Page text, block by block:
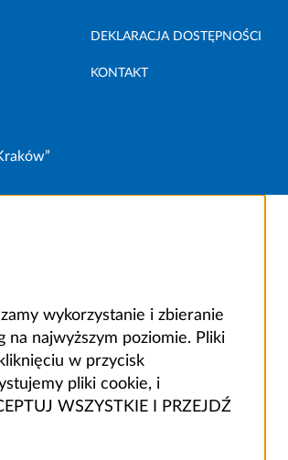
DEKLARACJA DOSTĘPNOŚCI
KONTAKT
wykorzystanie i zbieranie
na najwyższym poziomie. Pliki
w przycisk
pliki cookie, i
WSZYSTKIE I PRZEJDŹ